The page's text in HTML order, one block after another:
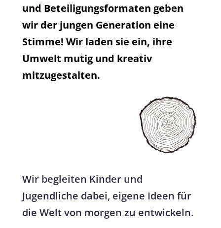
und Beteiligungsformaten geben
wir der jungen Generation eine
Stimme! Wir laden sie ein, ihre
Umwelt mutig und kreativ
mitzugestalten.
Wir begleiten Kinder und
Jugendliche dabei, eigene Ideen für
die Welt von morgen zu entwickeln.